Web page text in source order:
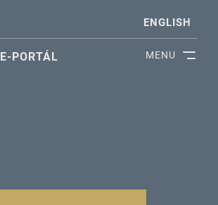
MENU
ENGLISH
E-PORTÁL